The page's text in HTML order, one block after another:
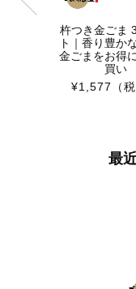
杵つき金ごま
ト｜香り豊か
金ごまをお得
買い
¥1,577
（
最